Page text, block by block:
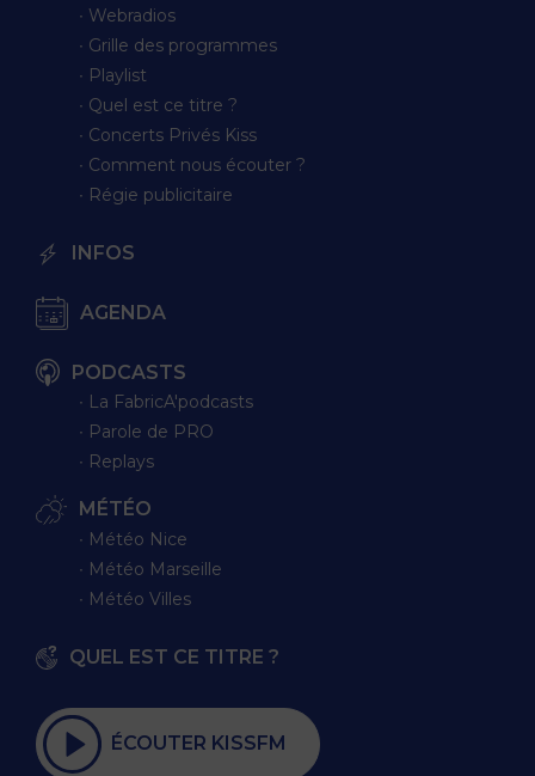
∙ Webradios
∙ Grille des programmes
∙ Playlist
∙ Quel est ce titre ?
∙ Concerts Privés Kiss
∙ Comment nous écouter ?
∙ Régie publicitaire
INFOS
AGENDA
PODCASTS
∙ La FabricA'podcasts
∙ Parole de PRO
∙ Replays
MÉTÉO
∙ Météo Nice
∙ Météo Marseille
∙ Météo Villes
QUEL EST CE TITRE ?
ÉCOUTER KISSFM